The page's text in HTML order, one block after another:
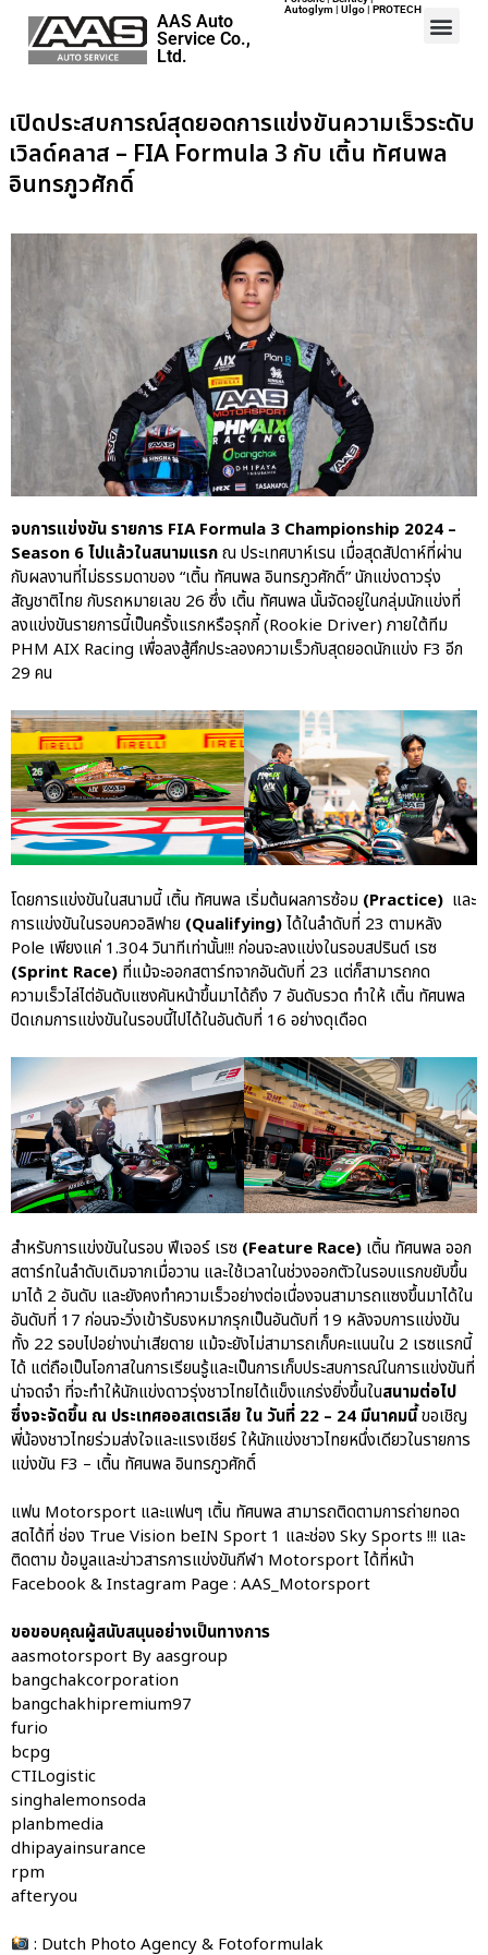
Events
Contact
About Us
ปอร์เช่ เอเอเอสฯ พลิกแนวคิด
Experience แบบครบวงจร ผ่าน
แคมเปญ Cayenne Service Clinic
เบนท์ลีย์ มอเตอร์ส ตีความ
‘Bentley Diamond’ ใหม่ ดีไซน์
ระดับซิกเนเจอร์ในยนตรกรรม
EV รุ่นแรก พร้อมเปิดตัวกันยายน
Porsche สู่ Central Northville ใน
งาน AAS Roadshow พร้อมข้อ
เสนอพิเศษ Mid-Year 2026
เบนท์ลีย์ แบงค็อก ส่งมอบองค์
ความรู้การขับขี่รถยนต์เบนท์ลีย์
อย่างปลอดภัยในงาน
Extraordinary Chauffeur
Porsche Centre Pattanakarn
เชื่อมโยง Porsche Community
ผ่าน The Big Screen Speed: AAS
Motorsport Live Experience
aas
AAS Corp
AAS Motorsport
AAS Porsche
Bentley
career
news
Porsche
QR
Uncategorized
AAS Auto
Service Co.,
Ltd.
Autoglym | Ulgo | PROTECH
เปิดประสบการณ์สุดยอดการแข่งขันความเร็วระดับ
เวิลด์คลาส – FIA Formula 3 กับ เติ้น ทัศนพล
อินทรภูวศักดิ์
จบการแข่งขัน รายการ FIA Formula 3 Championship 2024 –
Season 6 ไปแล้วในสนามแรกณ ประเทศบาห์เรน เมื่อสุดสัปดาห์ที่ผ่าน
กับผลงานที่ไม่ธรรมดาของ “เติ้น ทัศนพล อินทรภูวศักดิ์” นักแข่งดาวรุ่ง
สัญชาติไทย กับรถหมายเลข 26 ซึ่ง เติ้น ทัศนพล นั้นจัดอยู่ในกลุ่มนักแข่งที่
ลงแข่งขันรายการนี้เป็นครั้งแรกหรือรุกกี้ (Rookie Driver) ภายใต้ทีม
PHM AIX Racing เพื่อลงสู้ศึกประลองความเร็วกับสุดยอดนักแข่ง F3 อีก
29 คน
โดยการแข่งขันในสนามนี้ เติ้น ทัศนพล เริ่มต้นผลการซ้อม (Practice) และ
การแข่งขันในรอบควอลิฟาย (Qualifying)ได้ในลำดับที่ 23 ตามหลัง
Pole เพียงแค่ 1.304 วินาทีเท่านั้น!!! ก่อนจะลงแข่งในรอบสปรินต์ เรซ
(Sprint Race) ที่แม้จะออกสตาร์ทจากอันดับที่ 23 แต่ก็สามารถกด
ความเร็วไล่ไต่อันดับแซงคันหน้าขึ้นมาได้ถึง 7 อันดับรวด ทำให้ เติ้น ทัศนพล
ปิดเกมการแข่งขันในรอบนี้ไปได้ในอันดับที่ 16 อย่างดุเดือด
สำหรับการแข่งขันในรอบ ฟีเจอร์ เรซ (Feature Race) เติ้น ทัศนพล ออก
สตาร์ทในลำดับเดิมจากเมื่อวาน และใช้เวลาในช่วงออกตัวในรอบแรกขยับขึ้น
มาได้ 2 อันดับ และยังคงทำความเร็วอย่างต่อเนื่องจนสามารถแซงขึ้นมาได้ใน
อันดับที่ 17 ก่อนจะวิ่งเข้ารับธงหมากรุกเป็นอันดับที่ 19 หลังจบการแข่งขัน
ทั้ง 22 รอบไปอย่างน่าเสียดาย แม้จะยังไม่สามารถเก็บคะแนนใน 2 เรซแรกนี้
ได้ แต่ถือเป็นโอกาสในการเรียนรู้และเป็นการเก็บประสบการณ์ในการแข่งขันที่
น่าจดจำ ที่จะทำให้นักแข่งดาวรุ่งชาวไทยได้แข็งแกร่งยิ่งขึ้นในสนามต่อไป
ซึ่งจะจัดขึ้น ณ ประเทศออสเตรเลีย ใน วันที่ 22 – 24 มีนาคมนี้ขอเชิญ
พี่น้องชาวไทยร่วมส่งใจและแรงเชียร์ ให้นักแข่งชาวไทยหนึ่งเดียวในรายการ
แข่งขัน F3 – เติ้น ทัศนพล อินทรภูวศักดิ์
แฟน Motorsport และแฟนๆ เติ้น ทัศนพล สามารถติดตามการถ่ายทอด
สดได้ที่ ช่อง True Vision beIN Sport 1 และช่อง Sky Sports !!! และ
ติดตาม ข้อมูลและข่าวสารการแข่งขันกีฬา Motorsport ได้ที่หน้า
Facebook & Instagram Page : AAS_Motorsport
ขอขอบคุณผู้สนับสนุนอย่างเป็นทางการ
aasmotorsport By aasgroup
bangchakcorporation
bangchakhipremium97
furio
bcpg
CTILogistic
singhalemonsoda
planbmedia
dhipayainsurance
rpm
afteryou
: Dutch Photo Agency & Fotoformulak